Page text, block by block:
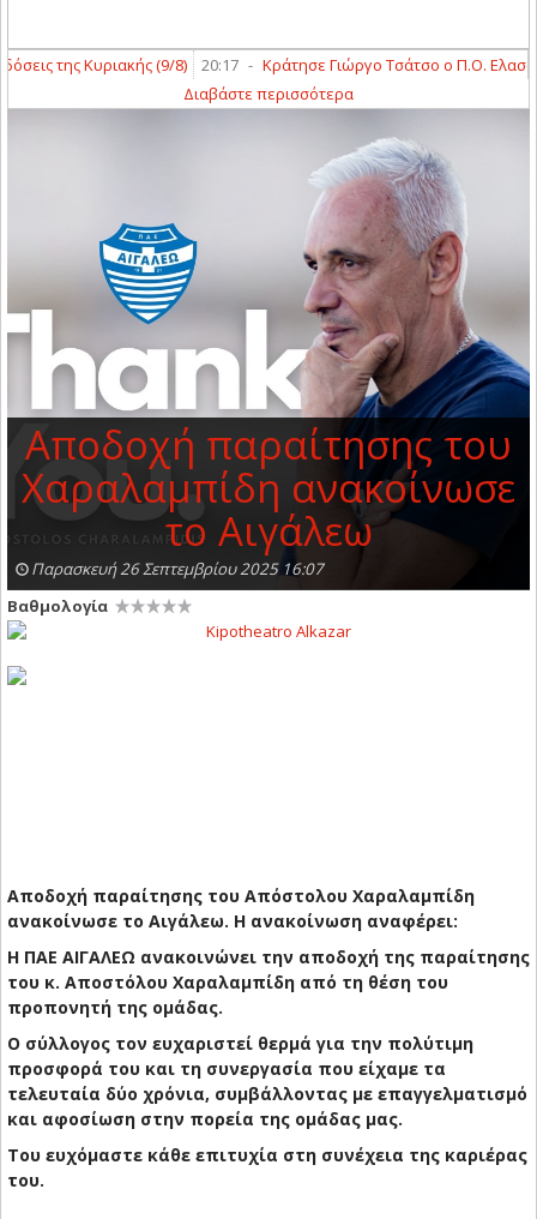
της Κυριακής (9/8) 20:17 - Κράτησε Γιώργο Τσάτσο ο Π.Ο.
Διαβάστε περισσότερα
Αποδοχή παραίτησης του
Χαραλαμπίδη ανακοίνωσε
το Αιγάλεω
Παρασκευή 26 Σεπτεμβρίου 2025 16:07
Βαθμολογία
Αποδοχή παραίτησης του Απόστολου Χαραλαμπίδη
ανακοίνωσε το Αιγάλεω. Η ανακοίνωση αναφέρει:
Η ΠΑΕ ΑΙΓΑΛΕΩ ανακοινώνει την αποδοχή της παραίτησης
του κ. Αποστόλου Χαραλαμπίδη από τη θέση του
προπονητή της ομάδας.
Ο σύλλογος τον ευχαριστεί θερμά για την πολύτιμη
προσφορά του και τη συνεργασία που είχαμε τα
τελευταία δύο χρόνια, συμβάλλοντας με επαγγελματισμό
και αφοσίωση στην πορεία της ομάδας μας.
Του ευχόμαστε κάθε επιτυχία στη συνέχεια της καριέρας
του.